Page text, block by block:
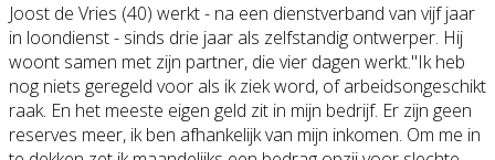
Joost de Vries (40) werkt - na een dienstverband van vijf jaar
in loondienst - sinds drie jaar als zelfstandig ontwerper. Hij
woont samen met zijn partner, die vier dagen werkt."Ik heb
nog niets geregeld voor als ik ziek word, of arbeidsongeschikt
raak. En het meeste eigen geld zit in mijn bedrijf. Er zijn geen
reserves meer, ik ben afhankelijk van mijn inkomen. Om me in